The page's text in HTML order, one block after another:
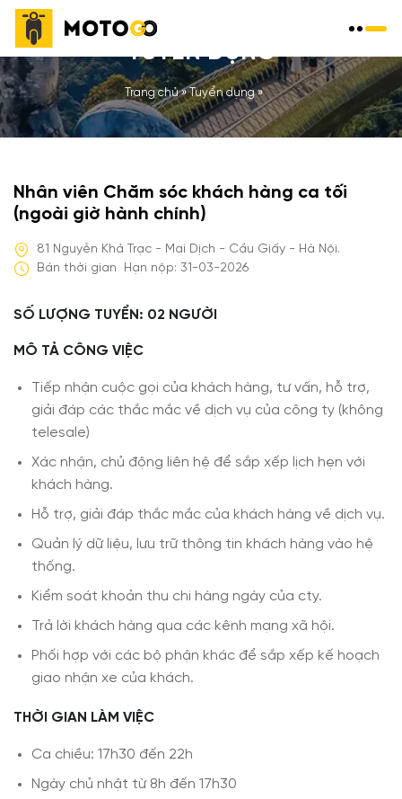
TUYỂN DỤNG
Trang chủ»Tuyển dụng»
Nhân viên Chăm sóc khách hàng ca tối
(ngoài giờ hành chính)
81 Nguyễn Khả Trạc - Mai Dịch - Cầu Giấy - Hà Nội.
Bán thời gian
Hạn nộp: 31-03-2026
SỐ LƯỢNG TUYỂN: 02 NGƯỜI
MÔ TẢ CÔNG VIỆC
Tiếp nhận cuộc gọi của khách hàng, tư vấn, hỗ trợ,
giải đáp các thắc mắc về dịch vụ của công ty (không
telesale)
Xác nhận, chủ động liên hệ để sắp xếp lịch hẹn với
khách hàng.
Hỗ trợ, giải đáp thắc mắc của khách hàng về dịch vụ.
Quản lý dữ liệu, lưu trữ thông tin khách hàng vào hệ
thống.
Kiểm soát khoản thu chi hàng ngày của cty.
Trả lời khách hàng qua các kênh mạng xã hội.
Phối hợp với các bộ phận khác để sắp xếp kế hoạch
giao nhận xe của khách.
THỜI GIAN LÀM VIỆC
Ca chiều: 17h30 đến 22h
Ngày chủ nhật từ 8h đến 17h30